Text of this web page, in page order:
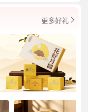
更多好礼 